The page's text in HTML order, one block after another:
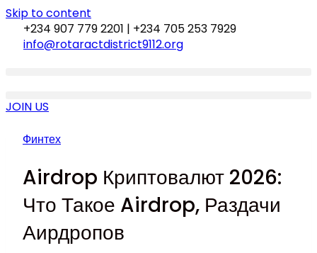
Skip to content
+234 907 779 2201 | +234 705 253 7929
info@rotaractdistrict9112.org
JOIN US
Финтех
Airdrop Криптовалют 2026:
Что Такое Airdrop, Раздачи
Аирдропов